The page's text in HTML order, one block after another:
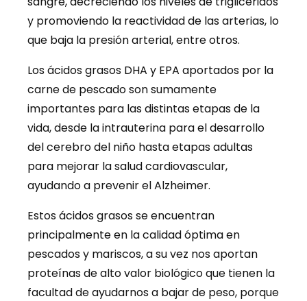
y promoviendo la reactividad de las arterias, lo
que baja la presión arterial, entre otros.
Los ácidos grasos DHA y EPA aportados por la
carne de pescado son sumamente
importantes para las distintas etapas de la
vida, desde la intrauterina para el desarrollo
del cerebro del niño hasta etapas adultas
para mejorar la salud cardiovascular,
ayudando a prevenir el Alzheimer.
Estos ácidos grasos se encuentran
principalmente en la calidad óptima en
pescados y mariscos, a su vez nos aportan
proteínas de alto valor biológico que tienen la
facultad de ayudarnos a bajar de peso, porque